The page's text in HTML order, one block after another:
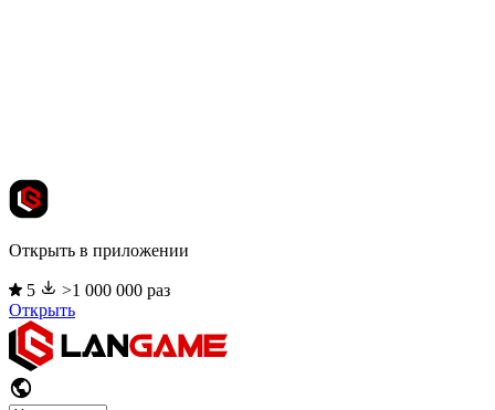
Открыть в приложении
5
>1 000 000 раз
Открыть